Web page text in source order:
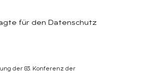
für den Datenschutz
der 83. Konferenz der